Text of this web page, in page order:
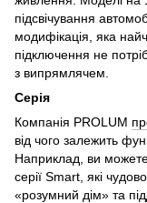
підсвічування
модифікація, яка
підключення не
з випрямлячем.
Серія
Компанія PROLUM
від чого залежить
Наприклад, ви можете
серії Smart, які
«розумний дім» та